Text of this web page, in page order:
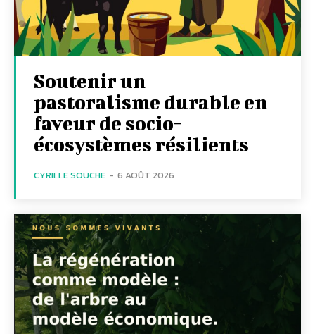
Soutenir un
pastoralisme durable en
faveur de socio-
écosystèmes résilients
CYRILLE SOUCHE - 6 AOÛT 2026